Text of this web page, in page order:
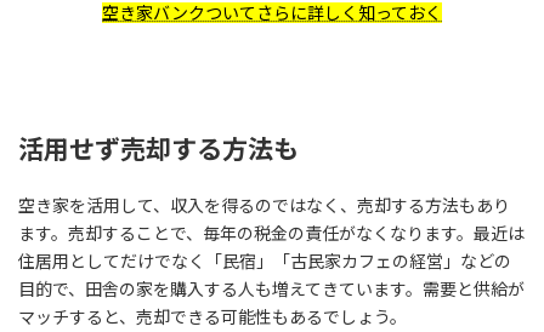
空き家バンクついてさらに詳しく知っておく
活用せず売却する方法も
空き家を活用して、収入を得るのではなく、売却する方法もあり
ます。売却することで、毎年の税金の責任がなくなります。最近は
住居用としてだけでなく「民宿」「古民家カフェの経営」などの
目的で、田舎の家を購入する人も増えてきています。需要と供給が
マッチすると、売却できる可能性もあるでしょう。